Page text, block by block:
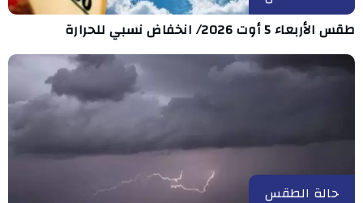
طقس الأربعاء 5 أوت 2026/ انخفاض نسبي للحرارة
حالة الطقس